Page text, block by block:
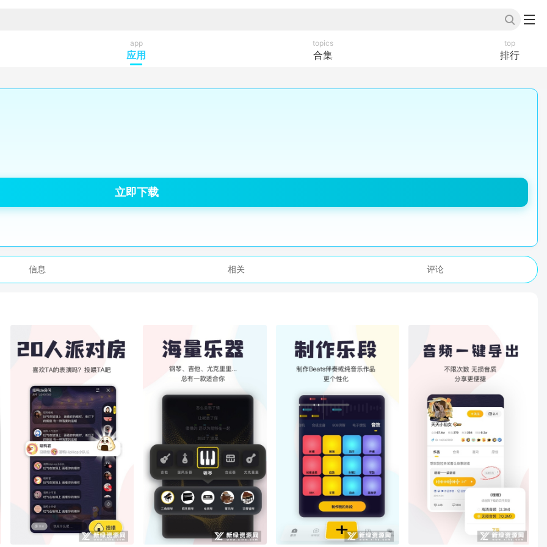
app
应用
topics
合集
top
排行
立即下载
信息 相关 评论